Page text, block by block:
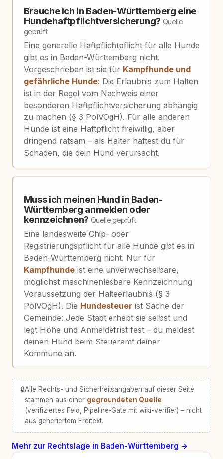
Brauche ich in Baden-Württemberg eine
Hundehaftpflichtversicherung? Quelle
geprüft
Eine generelle Haftpflichtpflicht für alle Hunde
gibt es in Baden-Württemberg nicht.
Vorgeschrieben ist sie für Kampfhunde und
gefährliche Hunde: Die Erlaubnis zum Halten
ist in der Regel vom Nachweis einer
besonderen Haftpflichtversicherung abhängig
zu machen (§ 3 PolVOgH). Für alle anderen
Hunde ist eine Haftpflicht freiwillig, aber
dringend ratsam – als Halter haftest du für
Schäden, die dein Hund verursacht.
Muss ich meinen Hund in Baden-
Württemberg anmelden oder
kennzeichnen? Quelle geprüft
Eine landesweite Chip- oder
Registrierungspflicht für alle Hunde gibt es in
Baden-Württemberg nicht. Nur für
Kampfhundeist eine unverwechselbare,
möglichst maschinenlesbare Kennzeichnung
Voraussetzung der Halteerlaubnis (§ 3
PolVOgH). Die Hundesteuer ist Sache der
Gemeinde: Jede Stadt erhebt sie selbst und
legt Höhe und Anmeldefrist fest – du meldest
deinen Hund beim Steueramt deiner
Kommune an.
🔒Alle Rechts- und Sicherheitsangaben auf dieser Seite
stammen aus einer gegroundeten Quelle
(verifiziertes Feld, Pipeline-Gate mit wiki-verifier) – nicht
aus generiertem Freitext.
Mehr zur Rechtslage in Baden-Württemberg →